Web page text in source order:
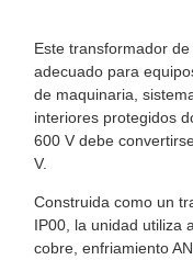
Este transformador
adecuado para
de maquinaria,
interiores protegidos
600 V debe
V.
Construida como un
IP00, la unidad utiliza
cobre, enfriamiento